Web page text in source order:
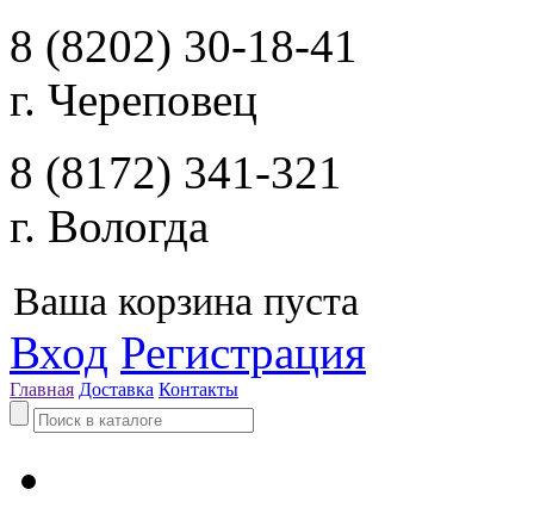
8 (8202) 30-18-41
г. Череповец
8 (8172) 341-321
г. Вологда
Ваша корзина пуста
Вход Регистрация
Главная Доставка Контакты